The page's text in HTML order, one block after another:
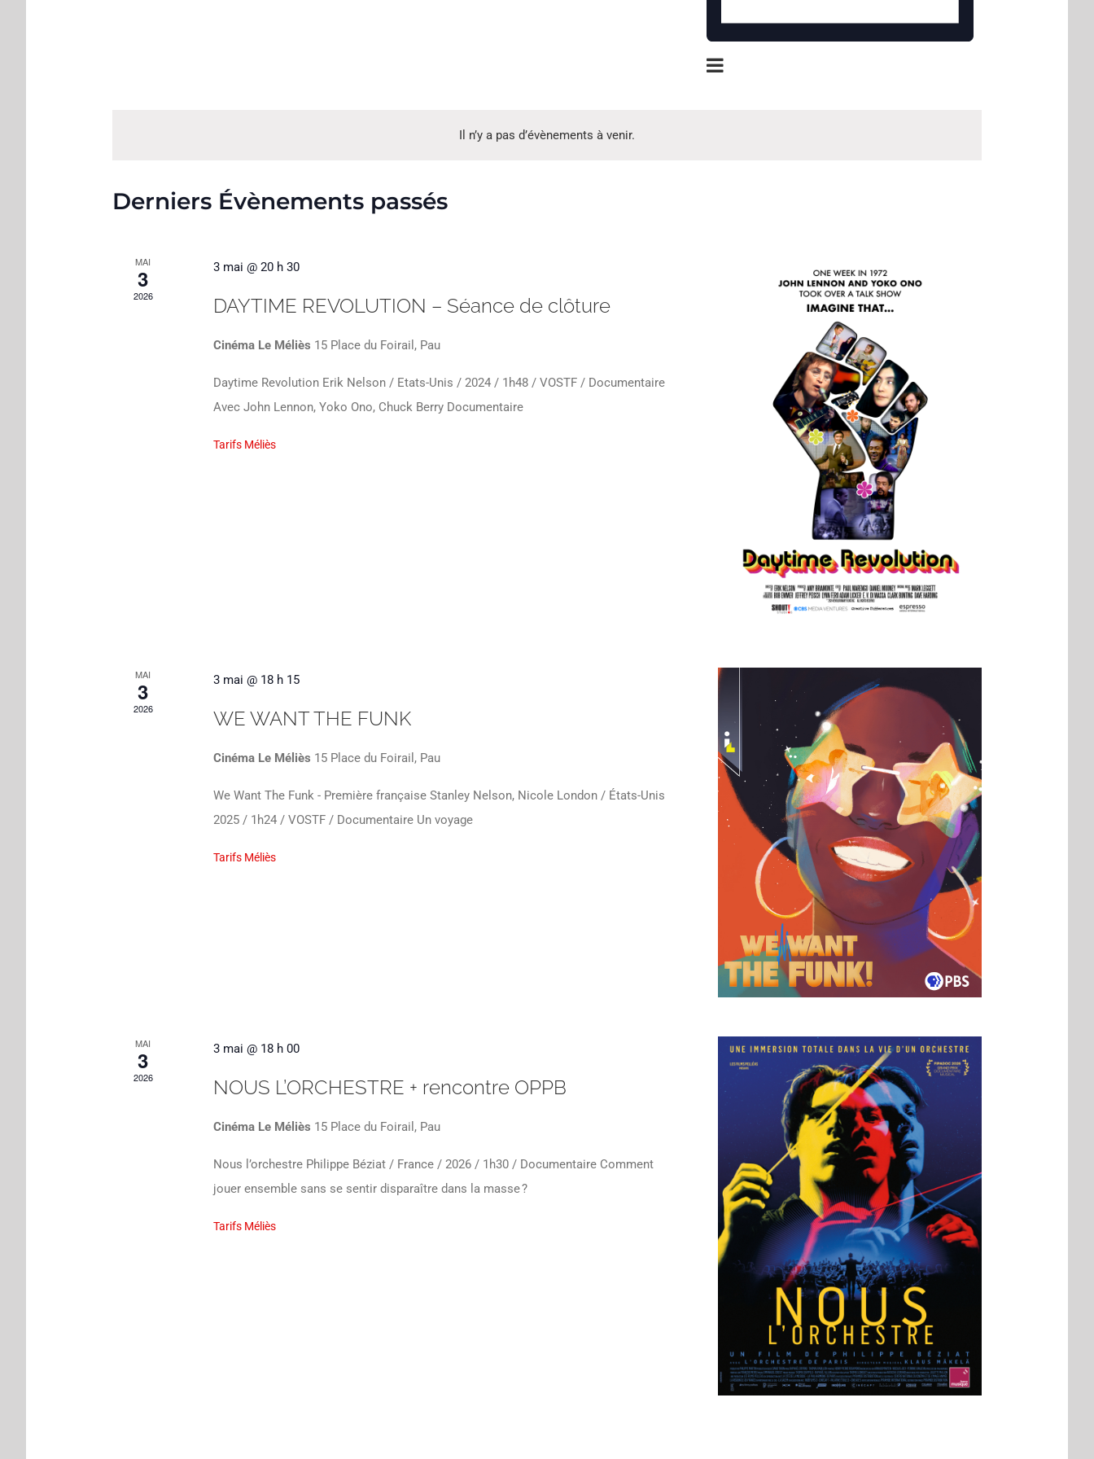
Il n’y a pas d’évènements à venir.
Derniers Évènements passés
MAI
3
2026
3 mai @ 20 h 30
DAYTIME REVOLUTION – Séance de clôture
Cinéma Le Méliès 15 Place du Foirail, Pau
Daytime Revolution Erik Nelson / Etats-Unis / 2024 / 1h48 / VOSTF / Documentaire
Avec John Lennon, Yoko Ono, Chuck Berry Documentaire
Tarifs Méliès
MAI
3
2026
3 mai @ 18 h 15
WE WANT THE FUNK
Cinéma Le Méliès 15 Place du Foirail, Pau
We Want The Funk - Première française Stanley Nelson, Nicole London / États-Unis
2025 / 1h24 / VOSTF / Documentaire Un voyage
Tarifs Méliès
MAI
3
2026
3 mai @ 18 h 00
NOUS L’ORCHESTRE + rencontre OPPB
Cinéma Le Méliès 15 Place du Foirail, Pau
Nous l’orchestre Philippe Béziat / France / 2026 / 1h30 / Documentaire Comment
jouer ensemble sans se sentir disparaître dans la masse ?
Tarifs Méliès